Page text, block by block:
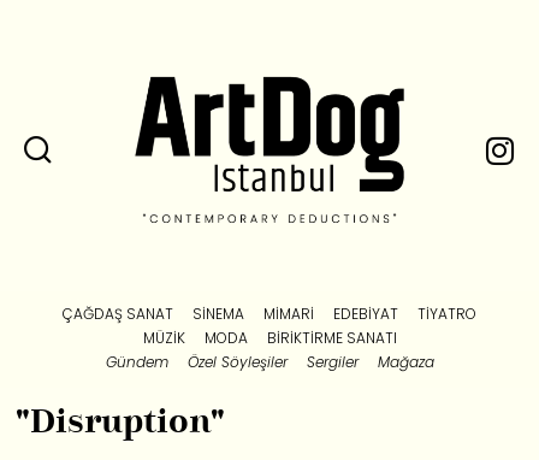
ÇAĞDAŞ SANAT SINEMA MIMARI EDEBIYAT
TIYATRO
MÜZIK
MODA
BIRIKTIRME SANATI
Gündem
Özel Söyleşiler Sergiler Mağaza
"Disruption"